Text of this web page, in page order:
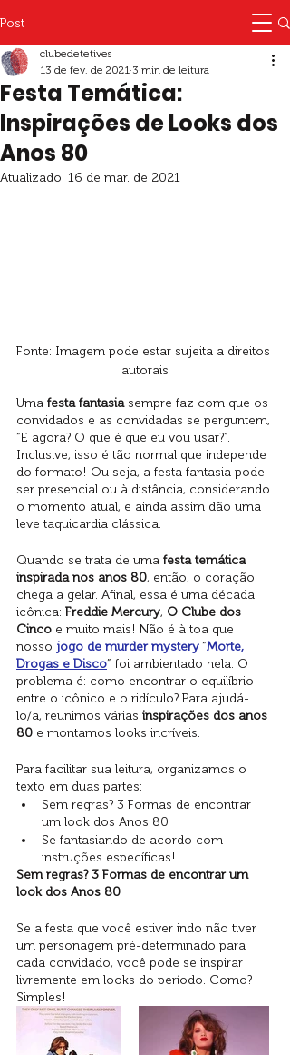
Post
Festa Temática:
Inspirações de Looks dos
Anos 80
clubedetetives
13 de fev. de 2021 3 min de leitura
Atualizado: 16 de mar. de 2021
Fonte: Imagem pode estar sujeita a direitos
autorais
Uma festa fantasia sempre faz com que os
convidados e as convidadas se perguntem,
“E agora? O que é que eu vou usar?”.
Inclusive, isso é tão normal que independe
do formato! Ou seja, a festa fantasia pode
ser presencial ou à distância, considerando
o momento atual, e ainda assim dão uma
leve taquicardia clássica.
Quando se trata de uma festa temática
inspirada nos anos 80, então, o coração
chega a gelar. Afinal, essa é uma década
icônica: Freddie Mercury, O Clube dos
Cinco e muito mais! Não é à toa que
nosso jogo de murder mystery “Morte,
Drogas e Disco” foi ambientado nela. O
problema é: como encontrar o equilíbrio
entre o icônico e o ridículo? Para ajudá-
lo/a, reunimos várias inspirações dos anos
80 e montamos looks incríveis.
Para facilitar sua leitura, organizamos o
texto em duas partes:
Sem regras? 3 Formas de encontrar
um look dos Anos 80
Se fantasiando de acordo com
instruções específicas!
Sem regras? 3 Formas de encontrar um
look dos Anos 80
Se a festa que você estiver indo não tiver
um personagem pré-determinado para
cada convidado, você pode se inspirar
livremente em looks do período. Como?
Simples!